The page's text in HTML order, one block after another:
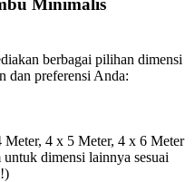
Minimalis
berbagai pilihan dimensi
dan preferensi Anda:
Meter, 4 x 5 Meter, 4 x 6 Meter
dimensi lainnya sesuai